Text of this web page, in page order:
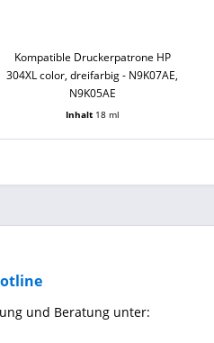
Kompatible Druckerpatrone HP
304XL color, dreifarbig - N9K07AE,
N9K05AE
Inhalt 18 ml
und Beratung unter: